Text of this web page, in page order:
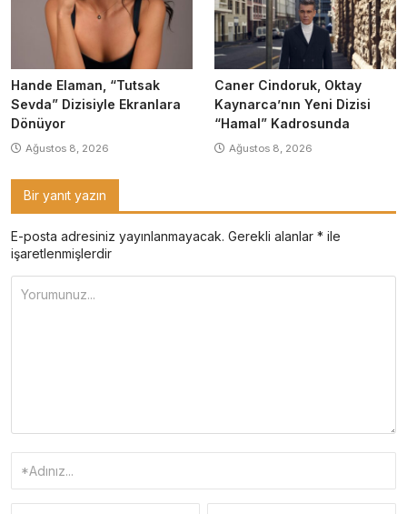
Hande Elaman, “Tutsak
Sevda” Dizisiyle Ekranlara
Dönüyor
Ağustos 8, 2026
Caner Cindoruk, Oktay
Kaynarca’nın Yeni Dizisi
“Hamal” Kadrosunda
Ağustos 8, 2026
Bir yanıt yazın
E-posta adresiniz yayınlanmayacak. Gerekli alanlar * ile
işaretlenmişlerdir